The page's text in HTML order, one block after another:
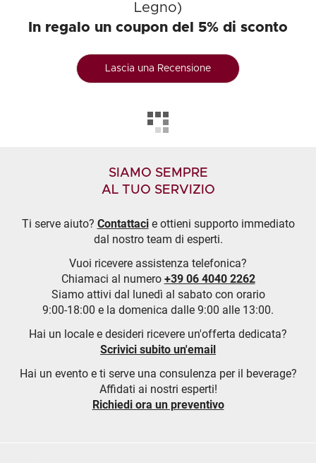
Legno)
In regalo un coupon del 5% di sconto
Lascia una Recensione
SIAMO SEMPRE
AL TUO SERVIZIO
Ti serve aiuto? Contattacie ottieni supporto immediato
dal nostro team di esperti.
Vuoi ricevere assistenza telefonica?
Chiamaci al numero +39 06 4040 2262
Siamo attivi dal lunedì al sabato con orario
9:00-18:00 e la domenica dalle 9:00 alle 13:00.
Hai un locale e desideri ricevere un'offerta dedicata?
Scrivici subito un'email
Hai un evento e ti serve una consulenza per il beverage?
Affidati ai nostri esperti!
Richiedi ora un preventivo